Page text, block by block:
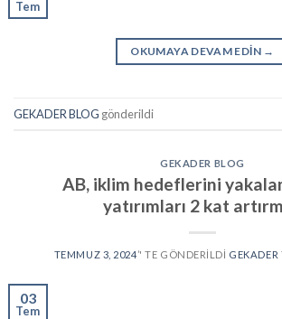
Tem
OKUMAYA DEVAM EDIN →
GEKADER BLOG gönderildi
GEKADER BLOG
AB, iklim hedeflerini
yatırımları 2 kat
TEMMUZ 3, 2024’' TE GÖNDERILDI GEKADER
03
Tem